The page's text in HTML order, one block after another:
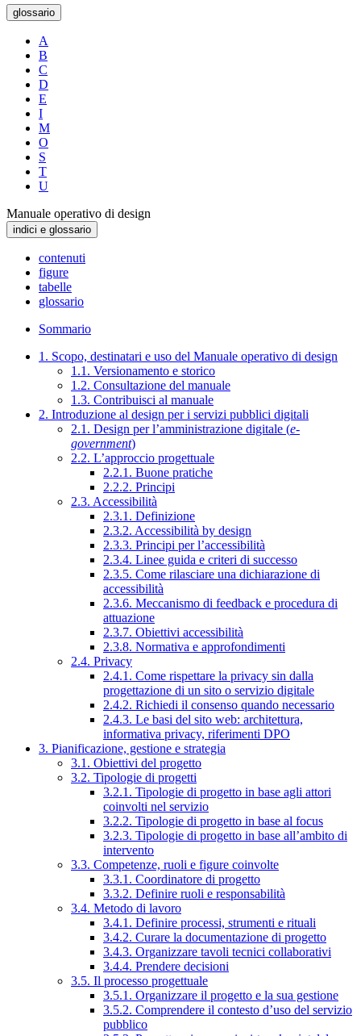
glossario
A
B
C
D
E
I
M
O
S
T
U
Manuale operativo di design
indici e glossario
contenuti
figure
tabelle
glossario
Sommario
1. Scopo, destinatari e uso del Manuale operativo di design
1.1. Versionamento e storico
1.2. Consultazione del manuale
1.3. Contribuisci al manuale
2. Introduzione al design per i servizi pubblici digitali
2.1. Design per l’amministrazione digitale (e-
government)
2.2. L’approccio progettuale
2.2.1. Buone pratiche
2.2.2. Principi
2.3. Accessibilità
2.3.1. Definizione
2.3.2. Accessibilità by design
2.3.3. Principi per l’accessibilità
2.3.4. Linee guida e criteri di successo
2.3.5. Come rilasciare una dichiarazione di
accessibilità
2.3.6. Meccanismo di feedback e procedura di
attuazione
2.3.7. Obiettivi accessibilità
2.3.8. Normativa e approfondimenti
2.4. Privacy
2.4.1. Come rispettare la privacy sin dalla
progettazione di un sito o servizio digitale
2.4.2. Richiedi il consenso quando necessario
2.4.3. Le basi del sito web: architettura,
informativa privacy, riferimenti DPO
3. Pianificazione, gestione e strategia
3.1. Obiettivi del progetto
3.2. Tipologie di progetti
3.2.1. Tipologie di progetto in base agli attori
coinvolti nel servizio
3.2.2. Tipologie di progetto in base al focus
3.2.3. Tipologie di progetto in base all’ambito di
intervento
3.3. Competenze, ruoli e figure coinvolte
3.3.1. Coordinatore di progetto
3.3.2. Definire ruoli e responsabilità
3.4. Metodo di lavoro
3.4.1. Definire processi, strumenti e rituali
3.4.2. Curare la documentazione di progetto
3.4.3. Organizzare tavoli tecnici collaborativi
3.4.4. Prendere decisioni
3.5. Il processo progettuale
3.5.1. Organizzare il progetto e la sua gestione
3.5.2. Comprendere il contesto d’uso del servizio
pubblico